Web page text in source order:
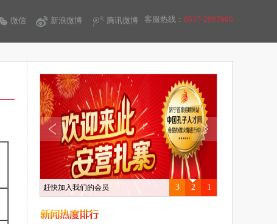
客服热线： 0537-2967600
腾讯微博
新浪微博
微信
1
2
3
赶快加入我们的会员